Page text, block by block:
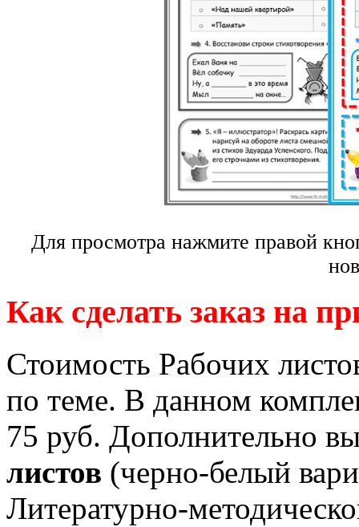
Для просмотра нажмите правой
Как сделать заказ на
Стоимость Рабочих
по теме. В данном
75 руб. Дополнительно
листов (черно-белый
Литературно-